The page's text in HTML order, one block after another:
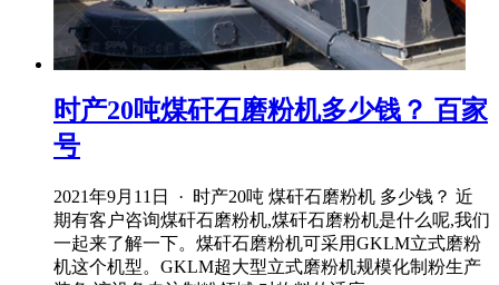
时产20吨煤矸石磨粉机多少钱？ 百家
号
2021年9月11日 · 时产20吨 煤矸石磨粉机 多少钱？ 近
期有客户咨询煤矸石磨粉机,煤矸石磨粉机是什么呢,我们
一起来了解一下。煤矸石磨粉机可采用GKLM立式磨粉
机这个机型。GKLM超大型立式磨粉机规模化制粉生产